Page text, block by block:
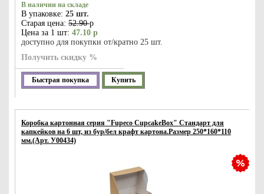
В наличии на складе
В упаковке: 25 шт.
Старая цена: 52.90р
Цена за 1 шт: 47.10 р
доступно для покупки от/кратно 25 шт.
Получить скидку %
Быстрая покупка Купить
Коробка картонная серия "Fupeco CupcakeBox" Стандарт для
капкейков на 6 шт, из бур/бел крафт картона.Размер 250*160*110
мм.(Арт. У00434)